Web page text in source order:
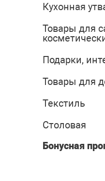
Кухонная
Товары для
Подарки,
Товары для
Текстиль
Столовая
Бонусная